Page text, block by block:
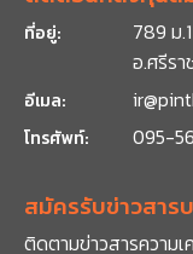
ที่อยู่:
789 ม
อ.ศรีร
อีเมล:
โทรศัพท์: 095-
สมัครรับข่าวสาร
ติดตามข่าวสารความ